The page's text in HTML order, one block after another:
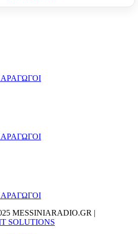
MESSINIARADIO.GR |
SOLUTIONS